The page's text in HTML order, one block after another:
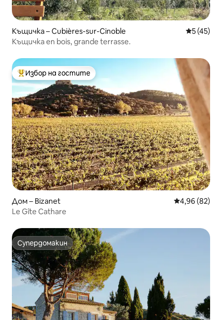
Къщичка – Cubières-sur-Cinoble Средна
5 (45)
Къщичка en bois, grande terrasse.
Най-популярен избор на гостите
Избор на гостите
Дом – Bizanet Средна
4,96 (82)
Le Gîte Cathare
Супердомакин
Супердомакин